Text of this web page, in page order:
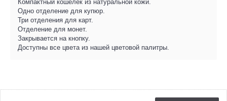
Компактный кошелек из натуральной кожи.
Одно отделение для купюр.
Три отделения для карт.
Отделение для монет.
Закрывается на кнопку.
Доступны все цвета из нашей цветовой палитры.